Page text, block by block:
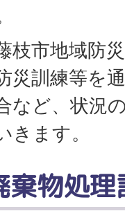
枝市地域防
災訓練等を
など、状況
きます。
棄物処理